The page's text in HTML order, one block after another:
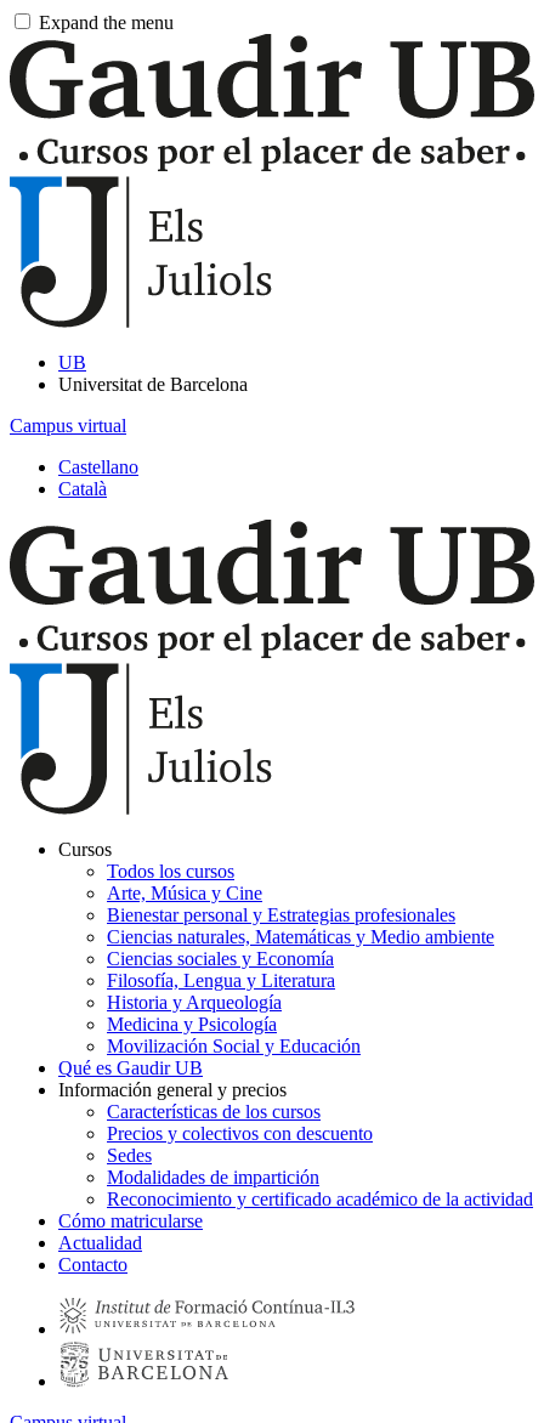
Pasar
contenido
principal
Expand the menu
UB
Universitat de Barcelona
Campus virtual
Castellano
Català
Navegación
principal
Gaudir
Cursos
Todos los cursos
Arte, Música y Cine
Bienestar personal y Estrategias profesionales
Ciencias naturales, Matemáticas y Medio ambiente
Ciencias sociales y Economía
Filosofía, Lengua y Literatura
Historia y Arqueología
Medicina y Psicología
Movilización Social y Educación
Qué es Gaudir UB
Información general y precios
Características de los cursos
Precios y colectivos con descuento
Sedes
Modalidades de impartición
Reconocimiento y certificado académico de la actividad
Cómo matricularse
Actualidad
Contacto